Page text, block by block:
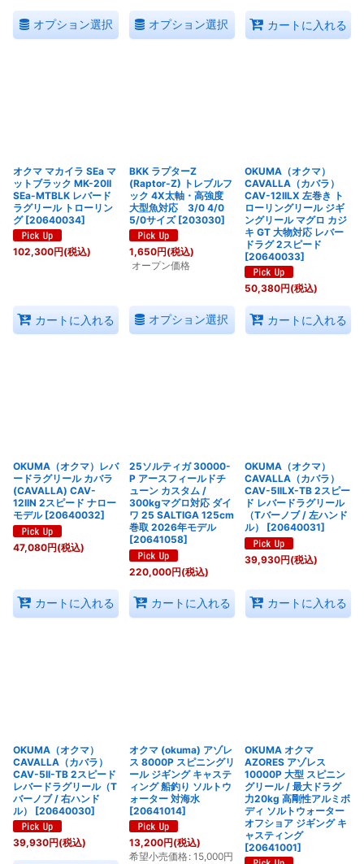
オプション選択 オプション選択 カートに入れる
オクマ マカイラ SEa マ
ットブラック MK-20II
SEa-MTBLK レバード
ラグリール トローリン
グ [20640034]
102,300円(税込)
カートに入れる
BKK ラプターZ
(Raptor-Z) トレブルフ
ック 4X太軸・高強度
大型魚対応 3/0 4/0
5/0サイズ [203030]
1,650円(税込)
オープン価格
オプション選択
OKUMA（オクマ）
CAVALLA（カバラ）
CAV-12IILX 左巻き ト
ローリングリール ジギ
ングリール マグロ カジ
キ GT 大物対応 レバー
ドラグ 2スピード
[20640033]
50,380円(税込)
カートに入れる
OKUMA（オクマ）レバ
ードラグリール カバラ
(CAVALLA) CAV-
12IIN 2スピード ナロー
モデル [20640032]
47,080円(税込)
カートに入れる
25ソルティガ 30000-
P アースフィールドチ
ューン カスタム /
300kgマグロ対応 ダイ
ワ 25 SALTIGA 125cm
巻取 2026年モデル
[20641058]
220,000円(税込)
カートに入れる
OKUMA（オクマ）
CAVALLA（カバラ）
CAV-5IILX-TB 2スピー
ド レバードラグリール
（Tバーノブ / 左ハンド
ル）
[20640031]
39,930円(税込)
カートに入れる
OKUMA（オクマ）
CAVALLA（カバラ）
CAV-5II-TB 2スピード
レバードラグリール（T
バーノブ / 右ハンド
ル）
[20640030]
39,930円(税込)
オクマ (okuma) アゾレ
ス 8000P スピニングリ
ール ジギング キャステ
ィング 船釣り ソルトウ
ォーター 対海水
[20641014]
13,200円(税込)
希望小売価格: 15,000円
OKUMA オクマ
AZORES アゾレス
10000P 大型 スピニン
グリール / 最大ドラグ
力20kg 高剛性アルミボ
ディ ソルトウォーター
オフショア ジギング キ
ャスティング
[20641001]